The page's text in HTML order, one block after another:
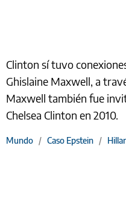
Clinton sí tuvo
Ghislaine Maxwell, a
Maxwell también fue
Chelsea Clinton en 2010.
Mundo / Caso Epstein /